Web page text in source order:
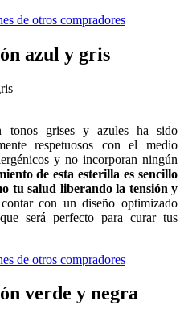
de otros compradores
azul y gris
tonos grises y azules ha sido
respetuosos con el medio
y no incorporan ningún
de esta esterilla es sencillo
tu salud liberando la tensión y
con un diseño optimizado
será perfecto para curar tus
de otros compradores
verde y negra